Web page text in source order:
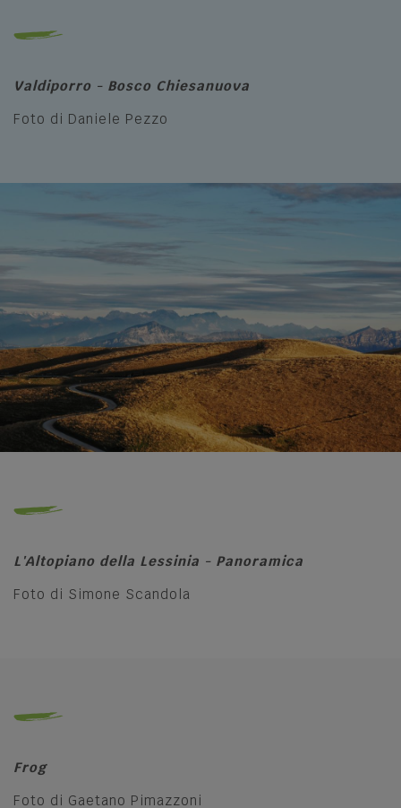
Valdiporro - Bosco Chiesanuova
Foto di Daniele Pezzo
L'Altopiano della Lessinia - Panoramica
Foto di Simone Scandola
Frog
Foto di Gaetano Pimazzoni